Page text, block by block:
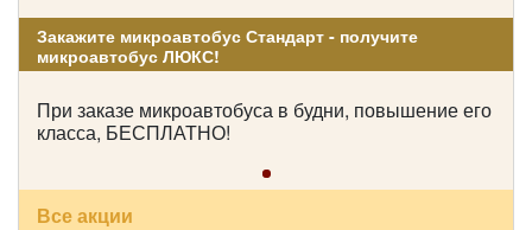
Закажите микроавтобус Стандарт - получите
микроавтобус ЛЮКС!
При заказе микроавтобуса в будни, повышение его
класса, БЕСПЛАТНО!
Все акции
Количество мест:
Цена от:2800 руб/час